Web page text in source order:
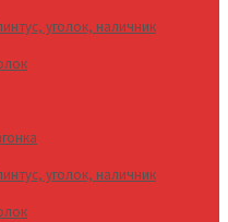
уголок, наличник
уголок, наличник